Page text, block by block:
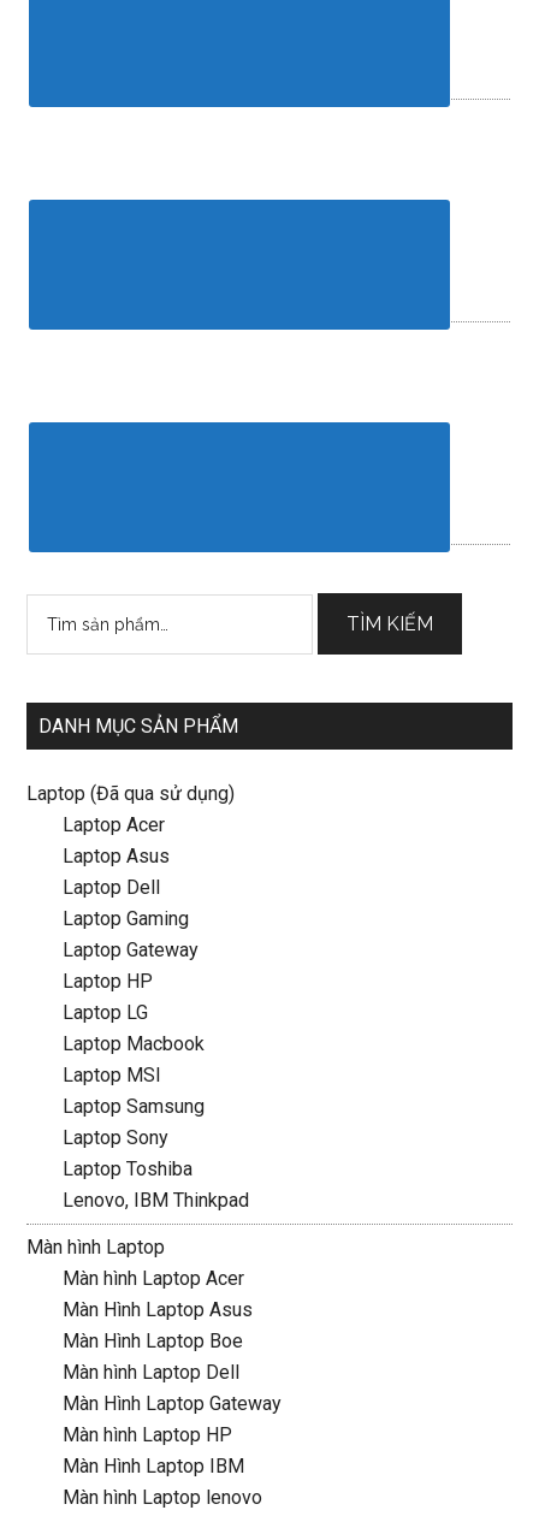
kiếm:
TÌM KIẾM
DANH MỤC SẢN PHẨM
Laptop (Đã qua sử dụng)
Laptop Acer
Laptop Asus
Laptop Dell
Laptop Gaming
Laptop Gateway
Laptop HP
Laptop LG
Laptop Macbook
Laptop MSI
Laptop Samsung
Laptop Sony
Laptop Toshiba
Lenovo, IBM Thinkpad
Màn hình Laptop
Màn hình Laptop Acer
Màn Hình Laptop Asus
Màn Hình Laptop Boe
Màn hình Laptop Dell
Màn Hình Laptop Gateway
Màn hình Laptop HP
Màn Hình Laptop IBM
Màn hình Laptop lenovo